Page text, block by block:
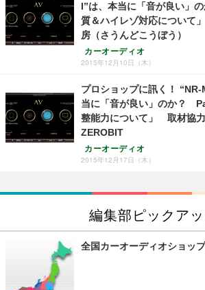
I”は、本当に「音が良い」
質＆ハイレゾ対応について
房（さうんどこうぼう）
カーオーディオ
2015年12月10日（木）
プロショップに訊く！
当に「音が良い」のか？
整能力について」 取材協
ZEROBIT
カーオーディオ
2015年12月17日（木）
編集部ピックア
全国カーオーディオショッ